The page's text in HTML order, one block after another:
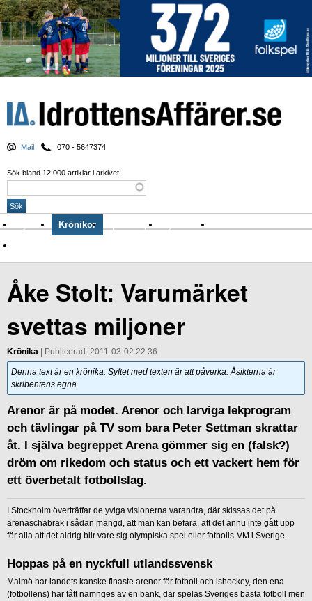
Mail 070 - 5647374
Sök bland 12.000 artiklar i arkivet:
Nyheter Krönikor Sport & spel Nyhetsbrev
Åke Stolt: Varumärket
svettas miljoner
Krönika | Publicerad: 2011-03-02 22:36
Denna text är en krönika. Syftet med texten är att påverka. Åsikterna är
skribentens egna.
Arenor är på modet. Arenor och larviga lekprogram
och tävlingar på TV som bara Peter Settman skrattar
åt. I själva begreppet Arena gömmer sig en (falsk?)
dröm om rikedom och status och ett vackert hem för
ett överbetalt fotbollslag.
I Stockholm överträffar de yviga visionerna varandra, där skissas det på
arenaschabrak i sådan mängd, att man kan befara, att det ännu inte gått upp
för alla att det aldrig blir vare sig olympiska spel eller fotbolls-VM i Sverige.
Hoppas på en nyckfull utlandssvensk
Malmö har landets kanske finaste arenor för fotboll och ishockey, den ena
(fotbollens) har fått namnges av en bank, där spelas Sveriges bästa fotboll men